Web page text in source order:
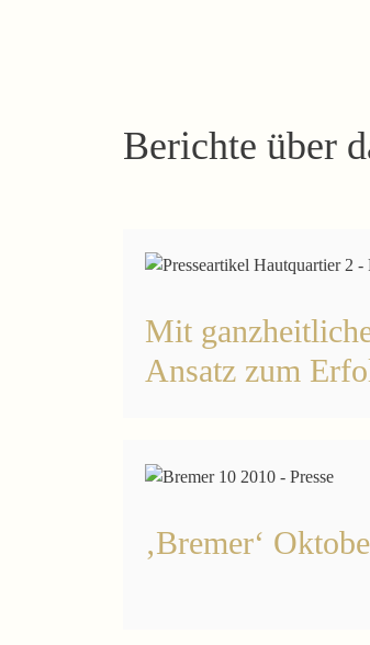
Berichte über
Mit
Ansatz zum
‚Bremer‘